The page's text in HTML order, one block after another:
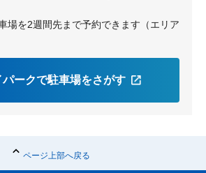
場を2週間先まで予約できます（エリア
パークで駐車場をさがす
ページ上部へ戻る